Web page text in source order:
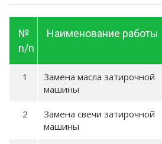
№
n/n
Наименование работы
Замена масла затирочной
машины
Замена свечи затирочной
машины